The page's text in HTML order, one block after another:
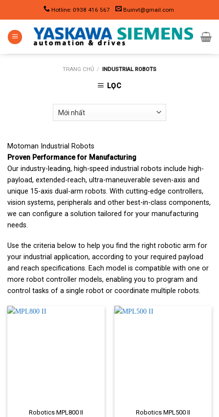
content
Hotline: 0938 416 567 Buinvt@gmail.com
TRANG CHỦ / INDUSTRIAL ROBOTS
LỌC
Motoman Industrial Robots
Proven Performance for Manufacturing
Our industry-leading, high-speed industrial robots include high-
payload, extended-reach, ultra-maneuverable seven-axis and
unique 15-axis dual-arm robots. With cutting-edge controllers,
vision systems, peripherals and other best-in-class components,
we can configure a solution tailored for your manufacturing
needs.
Use the criteria below to help you find the right robotic arm for
your industrial application, according to your required payload
and reach specifications. Each model is compatible with one or
more robot controller models, enabling you to program and
control tasks of a single robot or coordinate multiple robots.
Robotics MPL800 II Robotics MPL500 II